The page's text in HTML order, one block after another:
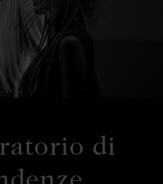
di